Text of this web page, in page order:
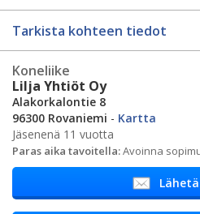
Tarkista kohteen tiedot
Koneliike
Lilja Yhtiöt Oy
Alakorkalontie 8
96300 Rovaniemi - Kartta
Jäsenenä 11 vuotta
Paras aika tavoitella:Avoinna